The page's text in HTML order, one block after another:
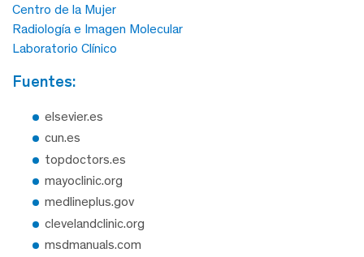
Centro de la Mujer
Radiología e Imagen Molecular
Laboratorio Clínico
fuentes:
elsevier.es
cun.es
topdoctors.es
mayoclinic.org
medlineplus.gov
clevelandclinic.org
msdmanuals.com